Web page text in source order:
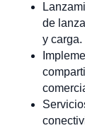
de
y carga.